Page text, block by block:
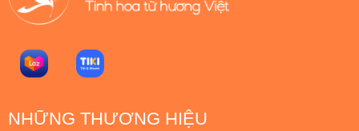
NHỮNG THƯƠNG HIỆU